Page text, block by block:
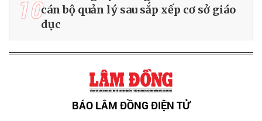
10cán bộ quản lý sau sắp xếp cơ sở giáo
dục
BÁO LÂM ĐỒNG ĐIỆN TỬ